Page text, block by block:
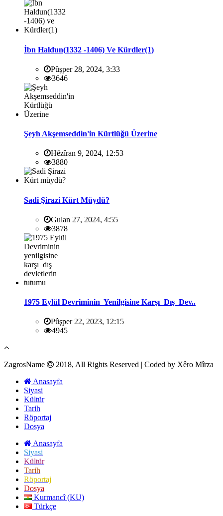
İbn Haldun(1332 -1406) Ve Kürdler(1)
Pûşper 28, 2024, 3:33
3646
Şeyh Akşemseddin'in Kürtlüğü Üzerine
Hêzîran 9, 2024, 12:53
3880
Sadi Şirazi Kürt Müydü?
Gulan 27, 2024, 4:55
3878
1975 Eylül Devriminin Yenilgisine Karşı Dış Dev..
Pûşper 22, 2023, 12:15
4945
ZagrosName
2018, All Rights Reserved | Coded by Xêro Mîrza
Anasayfa
Siyasi
Kültür
Tarih
Röportaj
Dosya
Anasayfa
Siyasi
Kültür
Tarih
Röportaj
Dosya
Kurmancî (KU)
Türkçe